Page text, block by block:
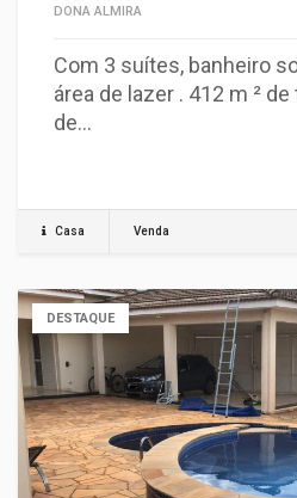
DONA ALMIRA
Com 3 suítes, banheiro
área de lazer . 412 m ²
de…
Casa Venda
DESTAQUE